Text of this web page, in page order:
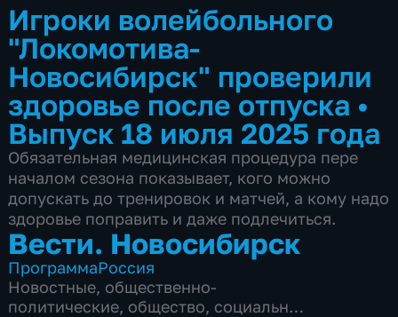
Игроки волейбольного
"Локомотива-
Новосибирск" проверили
здоровье после отпуска •
Выпуск 18 июля 2025 года
Обязательная медицинская процедура пере
началом сезона показывает, кого можно
допускать до тренировок и матчей, а кому надо
здоровье поправить и даже подлечиться.
Вести. Новосибирск
ПрограммаРоссия
Новостные, общественно-
политические, общество, социально-